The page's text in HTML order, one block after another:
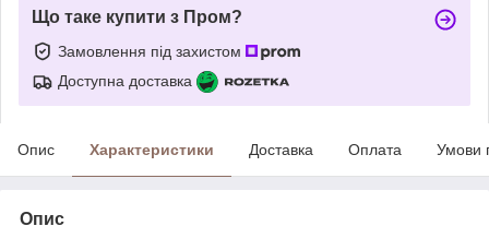
Що таке купити з Пром?
Замовлення під захистом
Доступна доставка
Опис Характеристики Доставка Оплата Умови
Опис